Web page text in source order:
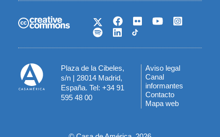
Plaza de la Cibeles,
s/n | 28014 Madrid,
España. Tel: +34 91
595 48 00
Menú
del
pie
Aviso legal
Canal
informantes
Contacto
Mapa web